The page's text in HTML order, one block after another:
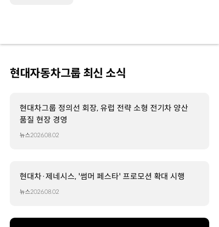
현대자동차그룹 최신 소식
현대차그룹 정의선 회장, 유럽 전략 소형 전기차 양산
품질 현장 경영
뉴스2026.08.02
현대차·제네시스, '썸머 페스타' 프로모션 확대 시행
뉴스2026.08.02